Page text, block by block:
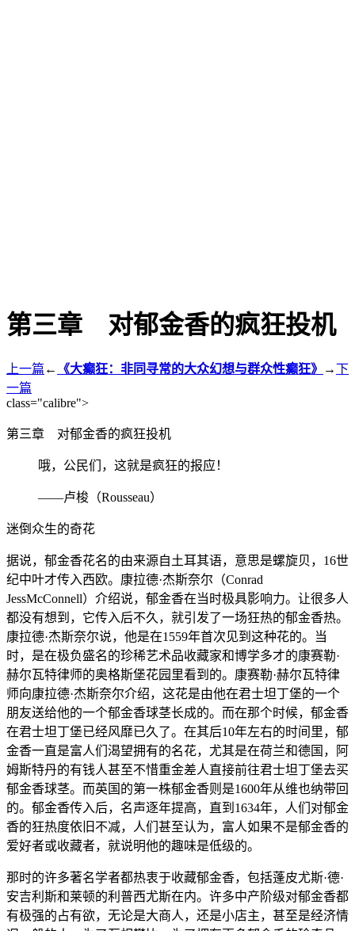
第三章 对郁金香的疯狂投机
上一篇 ← 《大癫狂：非同寻常的大众幻想与群众性癫狂》 →下
一篇
class="calibre">
第三章 对郁金香的疯狂投机
哦，公民们，这就是疯狂的报应！
——卢梭（Rousseau）
迷倒众生的奇花
据说，郁金香花名的由来源自土耳其语，意思是螺旋贝，16世
纪中叶才传入西欧。康拉德·杰斯奈尔（Conrad
JessMcConnell）介绍说，郁金香在当时极具影响力。让很多人
都没有想到，它传入后不久，就引发了一场狂热的郁金香热。
康拉德·杰斯奈尔说，他是在1559年首次见到这种花的。当
时，是在极负盛名的珍稀艺术品收藏家和博学多才的康赛勒·
赫尔瓦特律师的奥格斯堡花园里看到的。康赛勒·赫尔瓦特律
师向康拉德·杰斯奈尔介绍，这花是由他在君士坦丁堡的一个
朋友送给他的一个郁金香球茎长成的。而在那个时候，郁金香
在君士坦丁堡已经风靡已久了。在其后10年左右的时间里，郁
金香一直是富人们渴望拥有的名花，尤其是在荷兰和德国，阿
姆斯特丹的有钱人甚至不惜重金差人直接前往君士坦丁堡去买
郁金香球茎。而英国的第一株郁金香则是1600年从维也纳带回
的。郁金香传入后，名声逐年提高，直到1634年，人们对郁金
香的狂热度依旧不减，人们甚至认为，富人如果不是郁金香的
爱好者或收藏者，就说明他的趣味是低级的。
那时的许多著名学者都热衷于收藏郁金香，包括蓬皮尤斯·德·
安吉利斯和莱顿的利普西尤斯在内。许多中产阶级对郁金香都
有极强的占有欲，无论是大商人，还是小店主，甚至是经济情